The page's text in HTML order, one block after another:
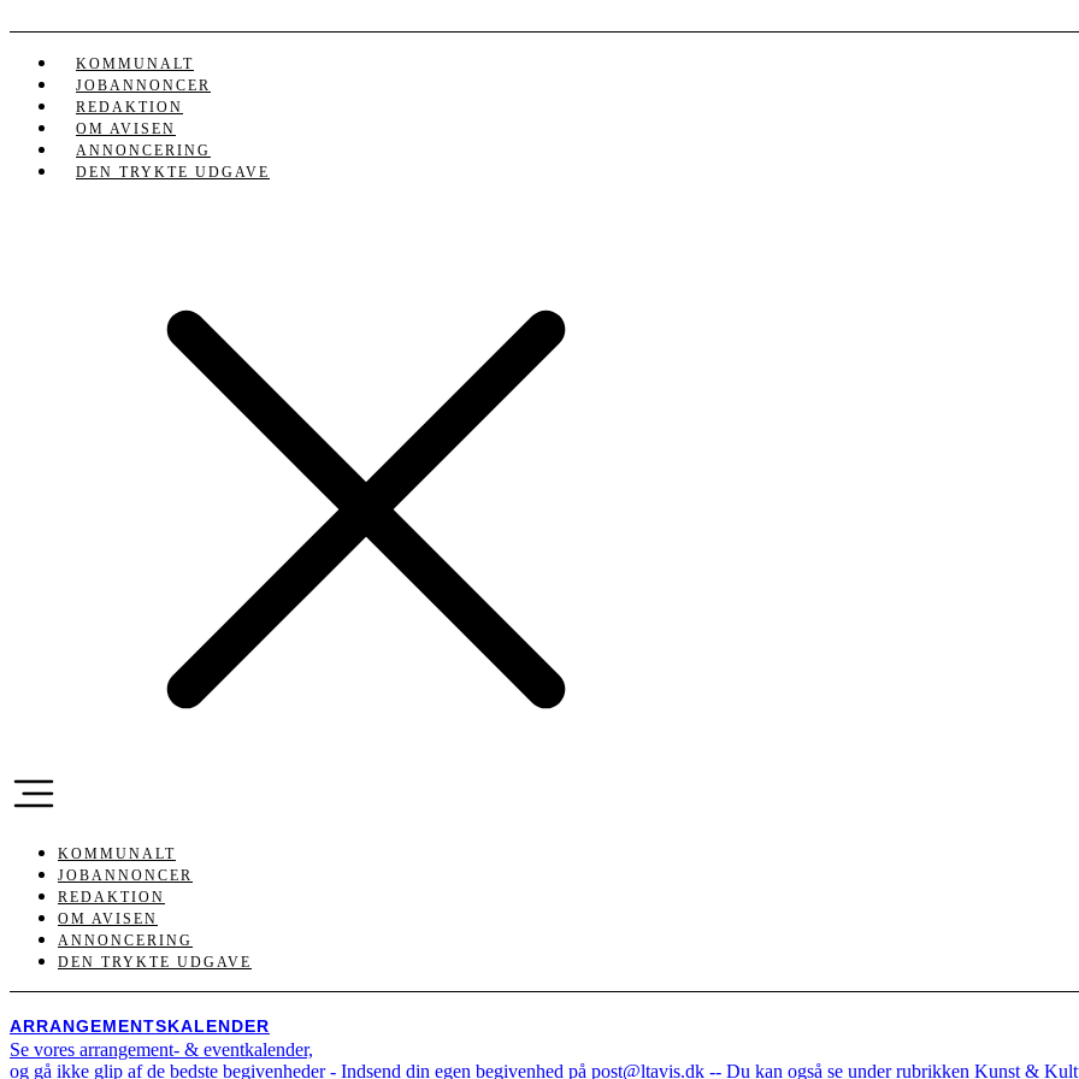
indhold
KOMMUNALT
JOBANNONCER
REDAKTION
OM AVISEN
ANNONCERING
DEN TRYKTE UDGAVE
KOMMUNALT
JOBANNONCER
REDAKTION
OM AVISEN
ANNONCERING
DEN TRYKTE UDGAVE
ARRANGEMENTSKALENDER
Se vores arrangement- & eventkalender,
og gå ikke glip af de bedste begivenheder - Indsend din egen begivenhed på post@ltavis.dk -- Du kan også se under rubrikken Kunst &